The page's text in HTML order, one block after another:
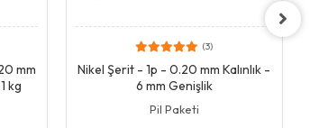
mm
kg
(3)
Nikel Şerit - 1p - 0.20 mm Kalınlık -
6 mm Genişlik
Pil Paketi